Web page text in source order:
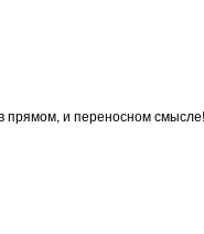
и переносном